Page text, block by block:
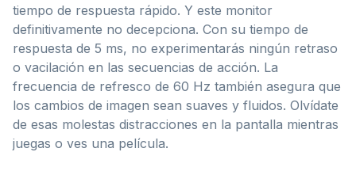
tiempo de respuesta rápido. Y este monitor
definitivamente no decepciona. Con su tiempo de
respuesta de 5 ms, no experimentarás ningún retraso
o vacilación en las secuencias de acción. La
frecuencia de refresco de 60 Hz también asegura que
los cambios de imagen sean suaves y fluidos. Olvídate
de esas molestas distracciones en la pantalla mientras
juegas o ves una película.